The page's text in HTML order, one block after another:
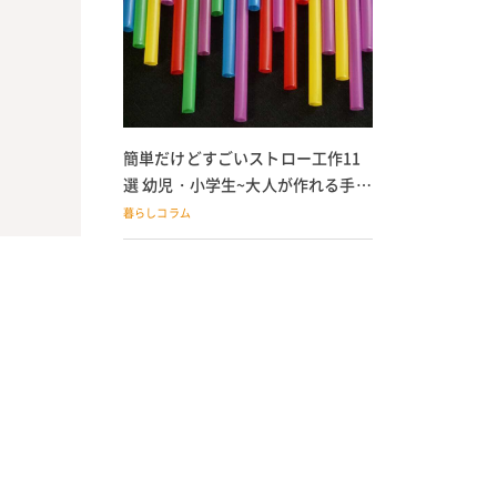
簡単だけどすごいストロー工作11
選 幼児・小学生~大人が作れる手作
りおもちゃ
暮らしコラム